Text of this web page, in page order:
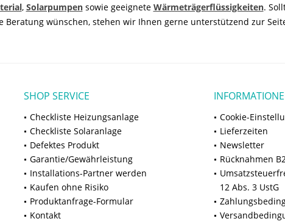
, Solarpumpensowie geeignete Wärmeträgerflüssigkeiten.
wünschen, stehen wir Ihnen gerne unterstützend zur
SHOP SERVICE
Checkliste Heizungsanlage
Checkliste Solaranlage
Defektes Produkt
Garantie/Gewährleistung
Installations-Partner werden
Kaufen ohne Risiko
Produktanfrage-Formular
Kontakt
Cookie-
Lieferzeiten
Newsletter
Rücknahmen
12 Abs. 3 UstG